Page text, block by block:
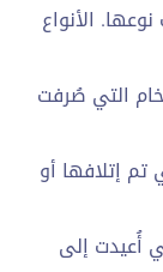
الأنواع
التي صُرفت
تم إتلافها أو
أُعيدت إلى